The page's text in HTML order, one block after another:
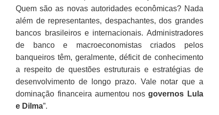
Quem são as novas autoridades econômicas? Nada
além de representantes, despachantes, dos grandes
bancos brasileiros e internacionais. Administradores
de banco e macroeconomistas criados pelos
banqueiros têm, geralmente, déficit de conhecimento
a respeito de questões estruturais e estratégias de
desenvolvimento de longo prazo. Vale notar que a
dominação financeira aumentou nosgovernos Lula
e Dilma”.